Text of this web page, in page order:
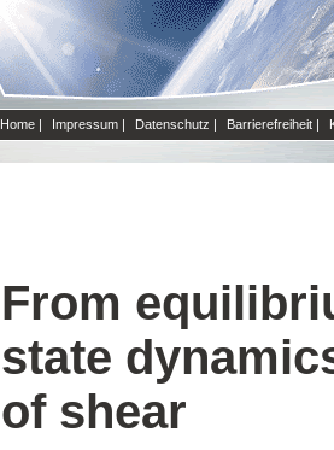
Home | Impressum | Datenschutz | Barrierefreiheit |
From
state
of shear